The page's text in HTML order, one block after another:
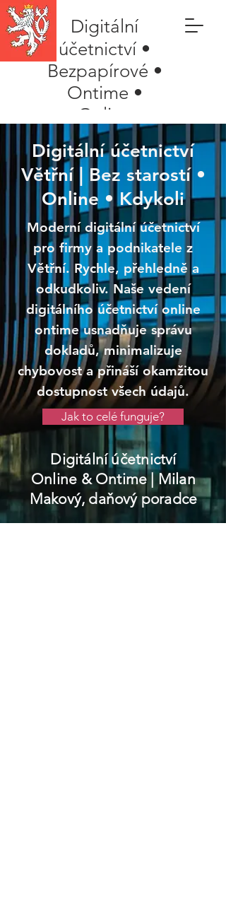
Digitální
účetnictví •
Bezpapírové •
Ontime •
Online
Digitální účetnictví
Větřní | Bez starostí •
Online • Kdykoli
Moderní digitální účetnictví
pro firmy a podnikatele z
Větřní. Rychle, přehledně a
odkudkoliv. Naše vedení
digitálního účetnictví online
ontime usnadňuje správu
dokladů, minimalizuje
chybovost a přináší okamžitou
dostupnost všech údajů.
Jak to celé funguje?
Digitální účetnictví
Online & Ontime| Milan
Makový, daňový poradce